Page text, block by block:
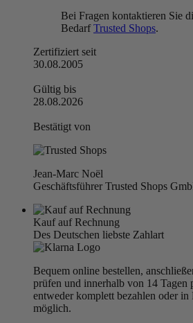
Bei Fragen kontaktieren Sie
BedarfTrusted Shops.
Zertifiziert seit
30.08.2005
Gültig bis
28.08.2026
Bestätigt von
Jean-Marc Noël
Geschäftsführer Trusted Shops
Kauf auf Rechnung
Des Deutschen liebste Zahlart
Bequem online bestellen,
prüfen und innerhalb von 14 Tagen
entweder komplett bezahlen oder in
möglich.